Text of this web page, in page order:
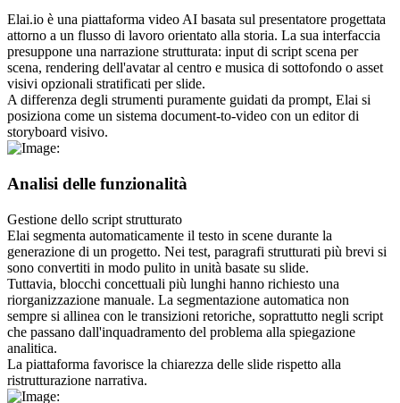
Elai.io è una piattaforma video AI basata sul presentatore progettata
attorno a un flusso di lavoro orientato alla storia. La sua interfaccia
presuppone una narrazione strutturata: input di script scena per
scena, rendering dell'avatar al centro e musica di sottofondo o asset
visivi opzionali stratificati per slide.
A differenza degli strumenti puramente guidati da prompt, Elai si
posiziona come un sistema document-to-video con un editor di
storyboard visivo.
Analisi delle funzionalità
Gestione dello script strutturato
Elai segmenta automaticamente il testo in scene durante la
generazione di un progetto. Nei test, paragrafi strutturati più brevi si
sono convertiti in modo pulito in unità basate su slide.
Tuttavia, blocchi concettuali più lunghi hanno richiesto una
riorganizzazione manuale. La segmentazione automatica non
sempre si allinea con le transizioni retoriche, soprattutto negli script
che passano dall'inquadramento del problema alla spiegazione
analitica.
La piattaforma favorisce la chiarezza delle slide rispetto alla
ristrutturazione narrativa.